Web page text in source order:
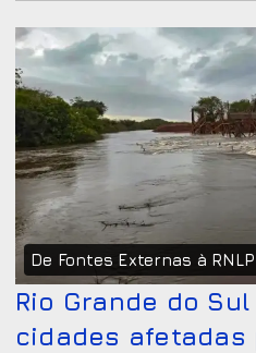
De Fontes Externas à RNLP
Rio Grande do
cidades afetadas